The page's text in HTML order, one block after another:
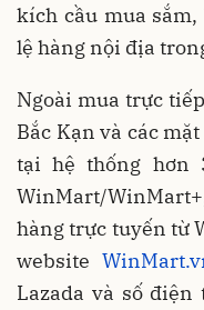
kích cầu mua
lệ hàng nội địa
Ngoài mua trực
Bắc Kạn và các
tại hệ thống hơn
WinMart/
hàng trực tuyến từ
website
Lazada và số